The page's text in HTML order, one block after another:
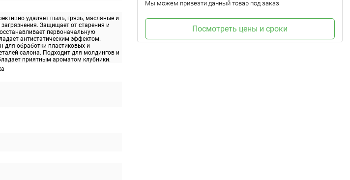
удаляет пыль, грязь, масляные и
Защищает от старения и
первоначальную
антистатическим эффектом.
для обработки пластиковых и
салона. Подходит для молдингов и
приятным ароматом клубники.
Мы можем привезти данный товар под заказ.
Посмотреть цены и сроки